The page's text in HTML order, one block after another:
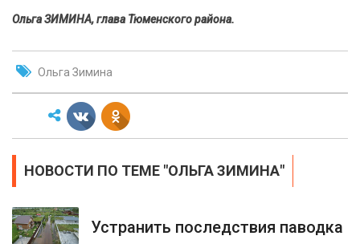
Ольга ЗИМИНА, глава Тюменского района.
Ольга Зимина
НОВОСТИ ПО ТЕМЕ "ОЛЬГА ЗИМИНА"
Устранить последствия паводка